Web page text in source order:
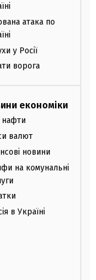
атака по
у Росії
ворога
економіки
нафти
валют
новини
на комунальні
в Україні